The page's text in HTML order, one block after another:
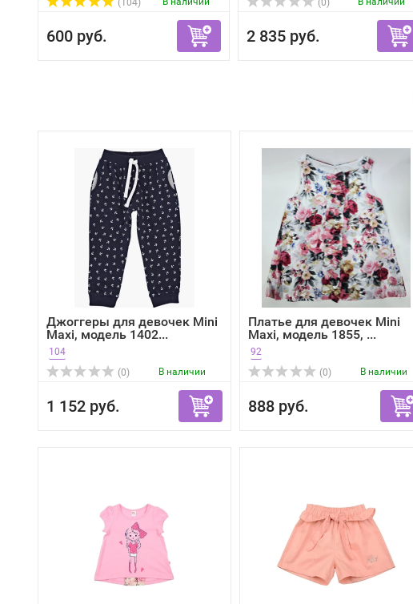
(104)
600 руб.
(0)
2 835 руб.
Джоггеры для девочек Mini
Maxi, модель 1402...
104
(0)
В наличии
1 152 руб.
Платье для девочек Mini
Maxi, модель 1855, ...
92
(0)
В наличии
888 руб.